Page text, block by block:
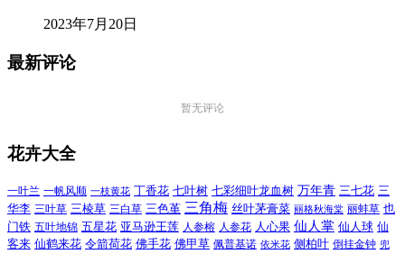
2023年7月20日
最新评论
暂无评论
花卉大全
一叶兰 一帆风顺 一枝黄花 丁香花 七叶树 七彩细叶龙血树 万年青 三七花 三
华李 三叶草 三棱草 三白草 三色堇 三角梅 丝叶茅膏菜 丽格秋海棠 丽蚌草 也
门铁 五叶地锦 五星花 亚马逊王莲 人参榕 人参花 人心果 仙人掌 仙人球 仙
客来 仙鹤来花 令箭荷花 佛手花 佛甲草 佩普基诺 依米花 侧柏叶 倒挂金钟 兜